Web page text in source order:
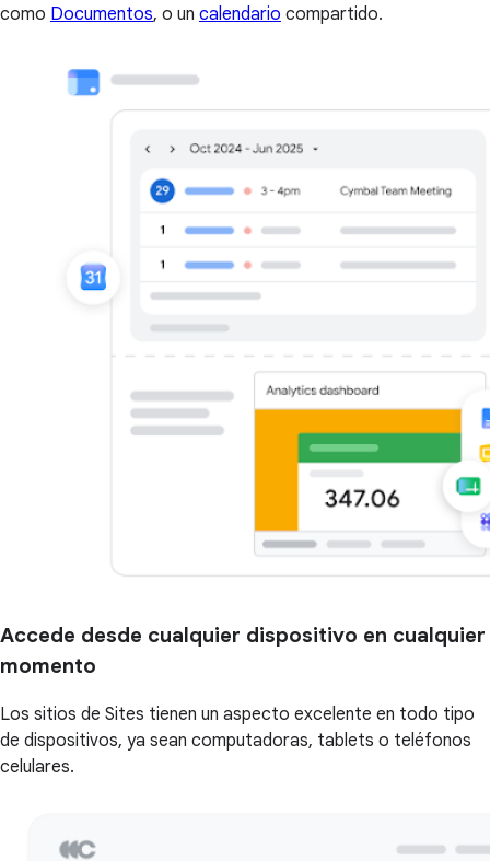
como Documentos, o un calendario compartido.
Accede desde cualquier dispositivo en cualquier
momento
Los sitios de Sites tienen un aspecto excelente en todo tipo
de dispositivos, ya sean computadoras, tablets o teléfonos
celulares.